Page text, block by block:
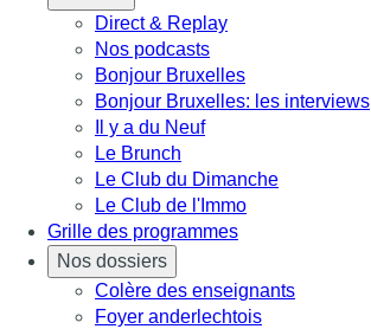
Direct & Replay
Nos podcasts
Bonjour Bruxelles
Bonjour Bruxelles: les interviews
Il y a du Neuf
Le Brunch
Le Club du Dimanche
Le Club de l'Immo
Grille des programmes
Nos dossiers
Colère des enseignants
Foyer anderlechtois